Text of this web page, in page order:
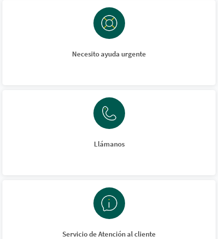
Necesito ayuda urgente
Llámanos
Servicio de Atención al cliente